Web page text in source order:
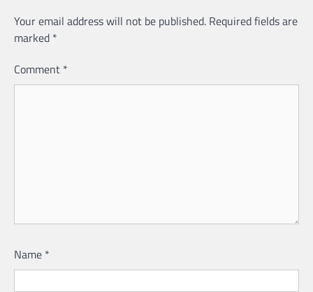
Your email address will not be published. Required fields are
marked *
Comment *
Name *